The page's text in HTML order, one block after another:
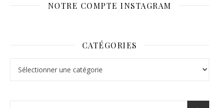
NOTRE COMPTE INSTAGRAM
CATÉGORIES